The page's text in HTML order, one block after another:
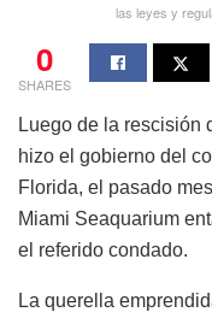
las leyes y
0
SHARES
Luego de la rescisión
hizo el gobierno del
Florida, el pasado
Miami Seaquarium
el referido condado.
La querella